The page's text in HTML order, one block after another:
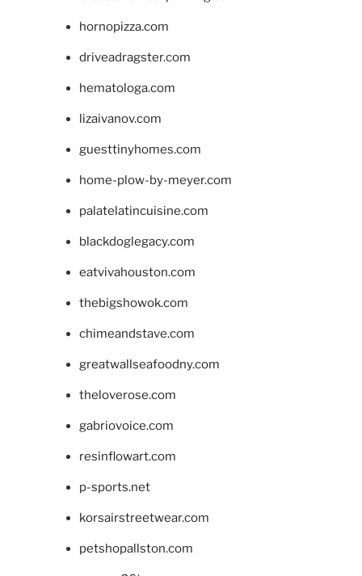
hornopizza.com
driveadragster.com
hematologa.com
lizaivanov.com
guesttinyhomes.com
home-plow-by-meyer.com
palatelatincuisine.com
blackdoglegacy.com
eatvivahouston.com
thebigshowok.com
chimeandstave.com
greatwallseafoodny.com
theloverose.com
gabriovoice.com
resinflowart.com
p-sports.net
korsairstreetwear.com
petshopallston.com